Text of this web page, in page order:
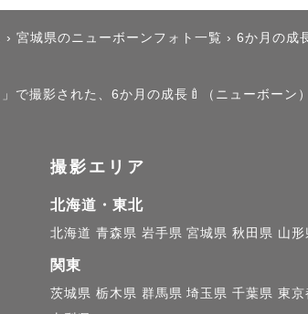
弟がいらっしゃる場合も飽きないよう
・ファミリー
のペースに合わせ、その子らしい自然
ちりした記念カットも、遊びながらの
。🎁 七五三撮影では和傘の無料貸し出
予約時にお申し付けください。
› 宮城県のニューボーンフォト一覧 › 6か月の成
撮影された、6か月の成長🍼（ニューボーン
撮影エリア
北海道・東北
北海道 青森県 岩手県 宮城県 秋田県 山形
関東
茨城県 栃木県 群馬県 埼玉県 千葉県 東京